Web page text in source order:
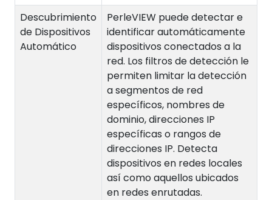
Descubrimiento
de Dispositivos
Automático
PerleVIEW puede detectar e
identificar automáticamente
dispositivos conectados a la
red. Los filtros de detección le
permiten limitar la detección
a segmentos de red
específicos, nombres de
dominio, direcciones IP
específicas o rangos de
direcciones IP. Detecta
dispositivos en redes locales
así como aquellos ubicados
en redes enrutadas.